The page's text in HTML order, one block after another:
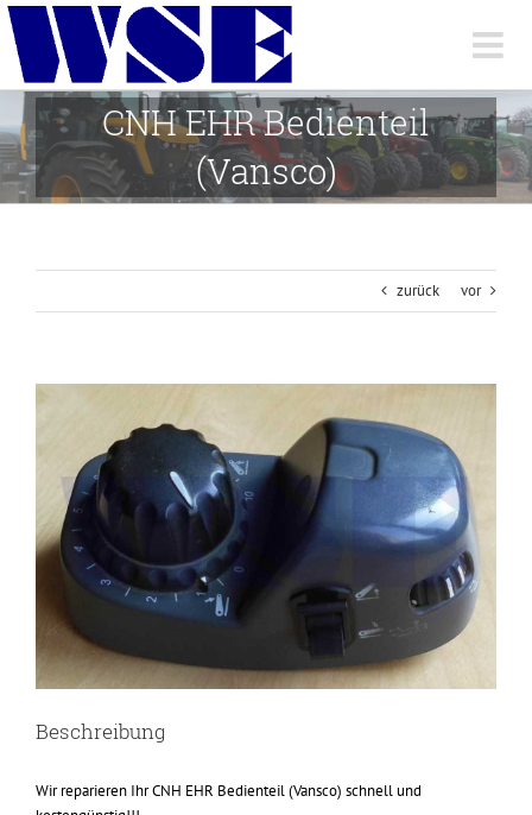
Skip
content
CNH EHR Bedienteil
(Vansco)
zurück vor
Image
Beschreibung
Wir reparieren Ihr CNH EHR Bedienteil (Vansco) schnell und